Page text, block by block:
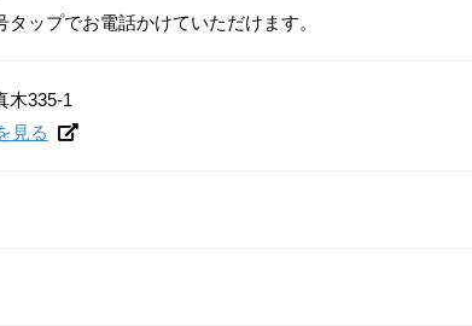
ップでお電話かけていただけます。
木335-1
見る